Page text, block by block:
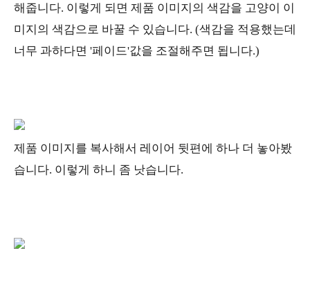
해줍니다. 이렇게 되면 제품 이미지의 색감을 고양이 이
미지의 색감으로 바꿀 수 있습니다. (색감을 적용했는데
너무 과하다면 '페이드'값을 조절해주면 됩니다.)
제품 이미지를 복사해서 레이어 뒷편에 하나 더 놓아봤
습니다. 이렇게 하니 좀 낫습니다.